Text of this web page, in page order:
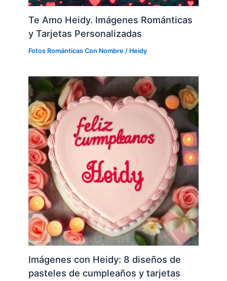
Te Amo Heidy. Imágenes Románticas
y Tarjetas Personalizadas
Fotos Románticas Con Nombre / Heidy
Imágenes con Heidy: 8 diseños de
pasteles de cumpleaños y tarjetas